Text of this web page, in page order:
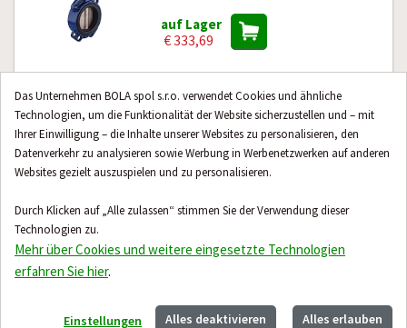
Das Unternehmen BOLA spol s.r.o. verwendet Cookies und ähnliche
Technologien, um die Funktionalität der Website sicherzustellen und – mit
Ihrer Einwilligung – die Inhalte unserer Websites zu personalisieren, den
Datenverkehr zu analysieren sowie Werbung in Werbenetzwerken auf anderen
Websites gezielt auszuspielen und zu personalisieren.
Durch Klicken auf „Alle zulassen“ stimmen Sie der Verwendung dieser
Technologien zu.
Mehr über Cookies und weitere eingesetzte Technologien
erfahren Sie hier.
Einstellungen Alles deaktivieren Alles erlauben
auf Lager
€ 333,69
Zwischenflansch-Drosselklappe
ohne Hebel TORK KV.W121.100 DN100
Scheibe 316SS
auf Lager